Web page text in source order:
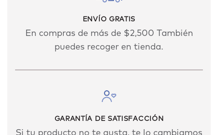
ENVÍO GRATIS
En compras de más de $2,500 También
puedes recoger en tienda.
GARANTÍA DE SATISFACCIÓN
Si tu producto no te gusta, te lo cambiamos